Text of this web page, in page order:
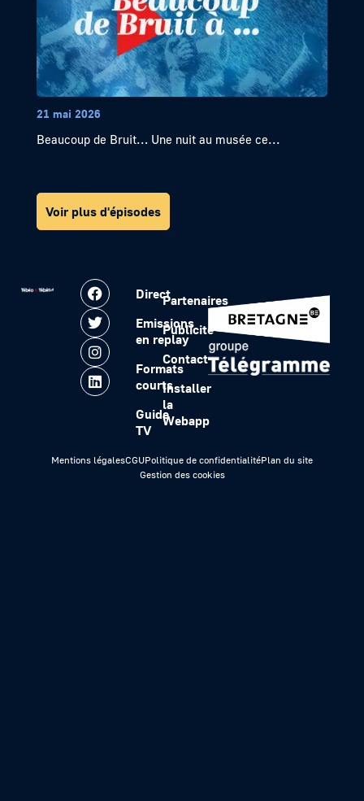
21 mai 2026
Beaucoup de Bruit… Une nuit au musée ce...
Voir plus d'épisodes
Direct
Emissions
en replay
Formats
courts
Guide
TV
Partenaires
Publicité
Contact
Installer
la
Webapp
Mentions légalesCGUPolitique de confidentialitéPlan du site
Gestion des cookies